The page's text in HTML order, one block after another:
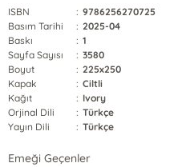
ISBN : 9786256270725
Basım Tarihi
: 2025-04
Baskı
: 1
Sayfa Sayısı
: 3580
Boyut
: 225x250
Kapak
: Ciltli
Kağıt
: Ivory
Orjinal Dili
: Türkçe
Yayın Dili
: Türkçe
Emeği Geçenler